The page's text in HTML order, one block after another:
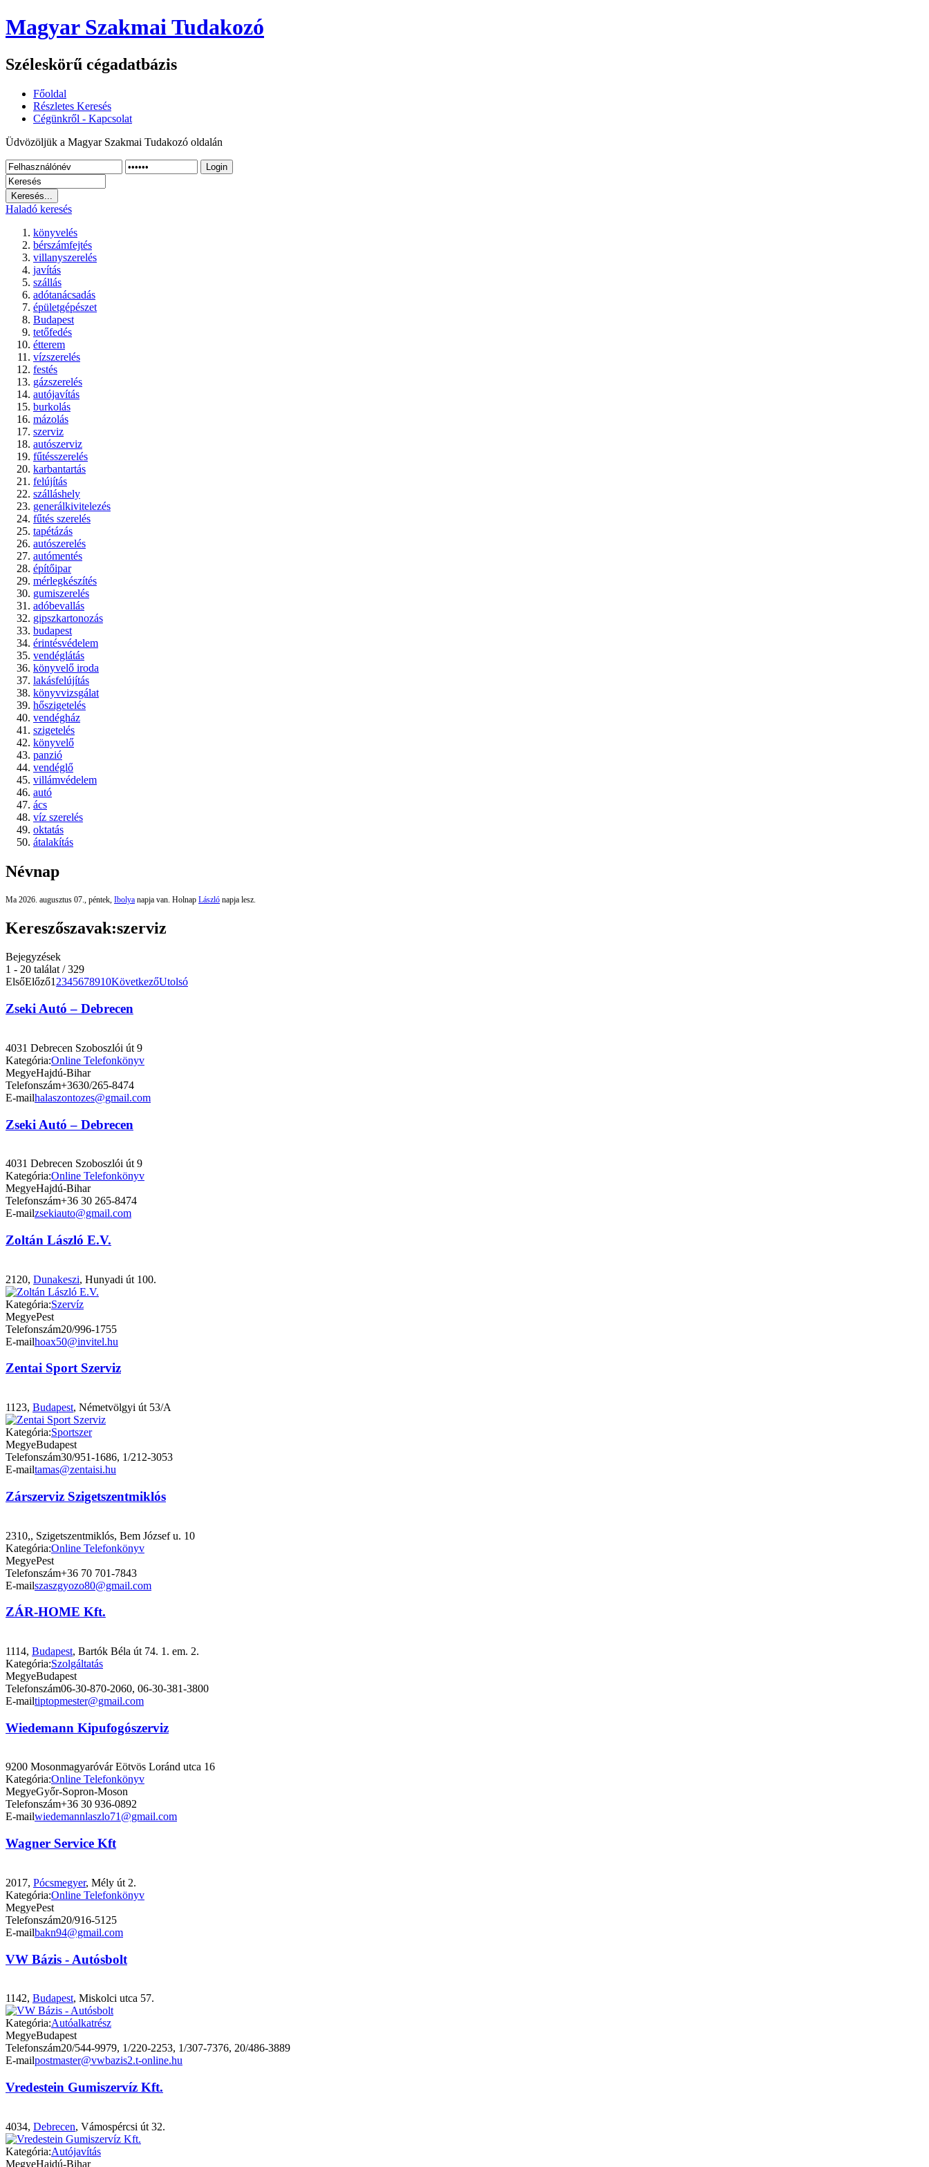
Magyar Szakmai Tudakozó
Széleskörű cégadatbázis
Főoldal
Részletes Keresés
Cégünkről - Kapcsolat
Üdvözöljük a Magyar Szakmai Tudakozó oldalán
Login
Haladó keresés
könyvelés
bérszámfejtés
villanyszerelés
javítás
szállás
adótanácsadás
épületgépészet
Budapest
tetőfedés
étterem
vízszerelés
festés
gázszerelés
autójavítás
burkolás
mázolás
szerviz
autószerviz
fűtésszerelés
karbantartás
felújítás
szálláshely
generálkivitelezés
fűtés szerelés
tapétázás
autószerelés
autómentés
építőipar
mérlegkészítés
gumiszerelés
adóbevallás
gipszkartonozás
budapest
érintésvédelem
vendéglátás
könyvelő iroda
lakásfelújítás
könyvvizsgálat
hőszigetelés
vendégház
szigetelés
könyvelő
panzió
vendéglő
villámvédelem
autó
ács
víz szerelés
oktatás
átalakítás
Névnap
Ma 2026. augusztus 07., péntek, Ibolya napja van. Holnap László napja lesz.
Kereszőszavak:szerviz
Bejegyzések
1 - 20 találat / 329
ElsőElőző12345678910KövetkezőUtolsó
Zseki Autó – Debrecen
4031 Debrecen Szoboszlói út 9
Kategória:Online Telefonkönyv
MegyeHajdú-Bihar
Telefonszám+3630/265-8474
E-mailhalaszontozes@gmail.com
Zseki Autó – Debrecen
4031 Debrecen Szoboszlói út 9
Kategória:Online Telefonkönyv
MegyeHajdú-Bihar
Telefonszám+36 30 265-8474
E-mailzsekiauto@gmail.com
Zoltán László E.V.
2120, Dunakeszi, Hunyadi út 100.
Kategória:Szervíz
MegyePest
Telefonszám20/996-1755
E-mailhoax50@invitel.hu
Zentai Sport Szerviz
1123, Budapest, Németvölgyi út 53/A
Kategória:Sportszer
MegyeBudapest
Telefonszám30/951-1686, 1/212-3053
E-mailtamas@zentaisi.hu
Zárszerviz Szigetszentmiklós
2310,, Szigetszentmiklós, Bem József u. 10
Kategória:Online Telefonkönyv
MegyePest
Telefonszám+36 70 701-7843
E-mailszaszgyozo80@gmail.com
ZÁR-HOME Kft.
1114, Budapest, Bartók Béla út 74. 1. em. 2.
Kategória:Szolgáltatás
MegyeBudapest
Telefonszám06-30-870-2060, 06-30-381-3800
E-mailtiptopmester@gmail.com
Wiedemann Kipufogószerviz
9200 Mosonmagyaróvár Eötvös Loránd utca 16
Kategória:Online Telefonkönyv
MegyeGyőr-Sopron-Moson
Telefonszám+36 30 936-0892
E-mailwiedemannlaszlo71@gmail.com
Wagner Service Kft
2017, Pócsmegyer, Mély út 2.
Kategória:Online Telefonkönyv
MegyePest
Telefonszám20/916-5125
E-mailbakn94@gmail.com
VW Bázis - Autósbolt
1142, Budapest, Miskolci utca 57.
Kategória:Autóalkatrész
MegyeBudapest
Telefonszám20/544-9979, 1/220-2253, 1/307-7376, 20/486-3889
E-mailpostmaster@vwbazis2.t-online.hu
Vredestein Gumiszervíz Kft.
4034, Debrecen, Vámospércsi út 32.
Kategória:Autójavítás
MegyeHajdú-Bihar